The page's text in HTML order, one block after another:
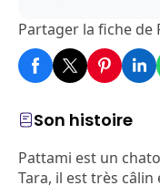
Son histoire
Pattami est un
Tara, il est très câlin
Partager la fiche de